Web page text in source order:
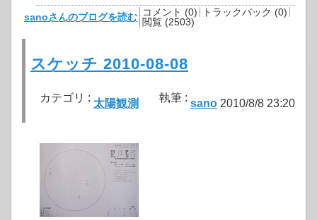
sanoさんのブログを読む コメント (0)
トラックバック (0)
閲覧 (2503)
スケッチ 2010-08-08
カテゴリ : 太陽観測 執筆 : sano 2010/8/8 23:20